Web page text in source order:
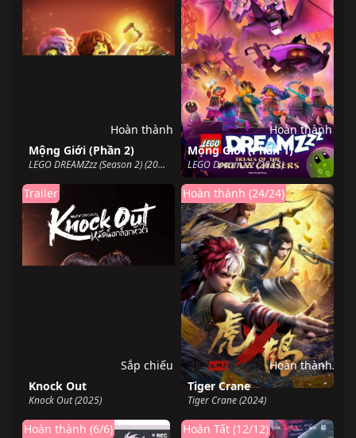
Mộng Giới (Phần 2)
LEGO DREAMZzz (Season 2) (2024)
Hoàn thành
Mộng Giới (Phần 1)
LEGO Dreamzzz (2023)
Hoàn thành
Knock Out
Knock Out (2025)
Trailer
Sắp chiếu
Tiger Crane
Tiger Crane (2024)
Hoàn thành (24/24)
Hoàn thành
Hoàn thành (6/6) Hoàn Tất (12/12)